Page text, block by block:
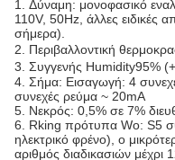
1. Δύναμη: μονοφασικό
110V, 50Hz, άλλες ειδικές
σήμερα).
2. Περιβαλλοντική
3. Συγγενής Humidity95%
4. Σήμα: Εισαγωγή: 4
συνεχές ρεύμα ~ 20mA
5. Νεκρός: 0,5% σε 7%
6. Rking πρότυπα Wo: S5
ηλεκτρικό φρένο), ο
αριθμός διαδικασιών μέχρι